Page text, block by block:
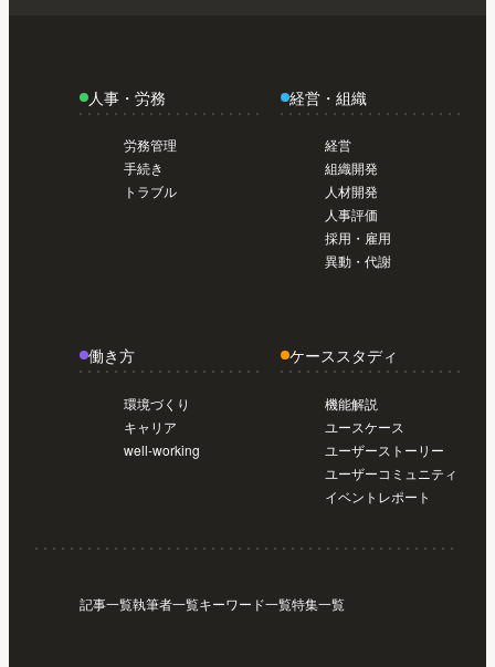
導入前準備編【初めてのSmartHR #02】
導入前準備編【初めてのSmartHR #02】
人事・労務
労務管理
手続き
トラブル
経営・組織
経営
組織開発
人材開発
人事評価
採用・雇用
異動・代謝
働き方
環境づくり
キャリア
well-working
ケーススタディ
機能解説
ユースケース
ユーザーストーリー
ユーザーコミュニティ
イベントレポート
記事一覧執筆者一覧キーワード一覧特集一覧